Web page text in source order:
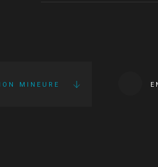
MINEURE